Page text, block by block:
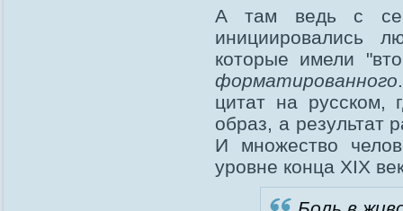
А там ведь с
инициировались
которые имели
форматированного
цитат на русском,
образ, а результат
И множество
уровне конца ХIХ